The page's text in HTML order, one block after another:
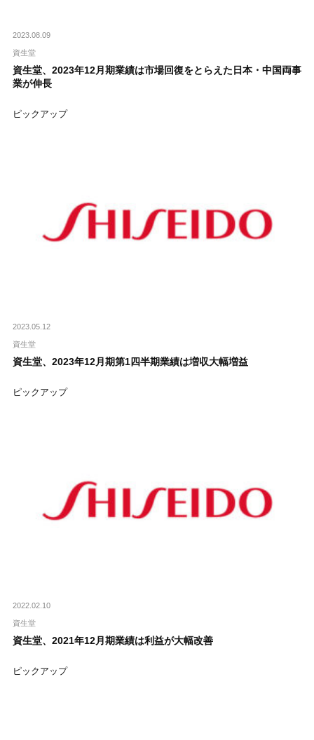
2023.08.09
資生堂
資生堂、2023年12月期業績は市場回復をとらえた日本・中国両事
業が伸長
ピックアップ
2023.05.12
資生堂
資生堂、2023年12月期第1四半期業績は増収大幅増益
ピックアップ
2022.02.10
資生堂
資生堂、2021年12月期業績は利益が大幅改善
ピックアップ